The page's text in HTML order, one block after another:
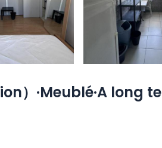
）·Meublé·A long